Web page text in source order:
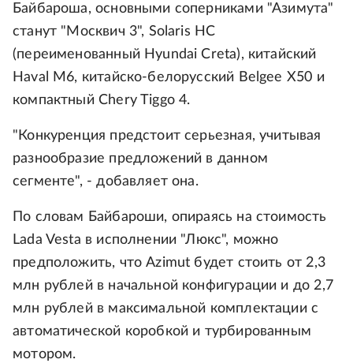
Байбароша, основными соперниками "Азимута"
станут "Москвич 3", Solaris HC
(переименованный Hyundai Creta), китайский
Haval M6, китайско-белорусский Belgee X50 и
компактный Chery Tiggo 4.
"Конкуренция предстоит серьезная, учитывая
разнообразие предложений в данном
сегменте", - добавляет она.
По словам Байбароши, опираясь на стоимость
Lada Vesta в исполнении "Люкс", можно
предположить, что Azimut будет стоить от 2,3
млн рублей в начальной конфигурации и до 2,7
млн рублей в максимальной комплектации с
автоматической коробкой и турбированным
мотором.